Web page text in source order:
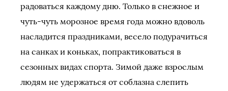
радоваться каждому дню. Только в снежное и
чуть-чуть морозное время года можно вдоволь
насладится праздниками, весело подурачиться
на санках и коньках, попрактиковаться в
сезонных видах спорта. Зимой даже взрослым
людям не удержаться от соблазна слепить